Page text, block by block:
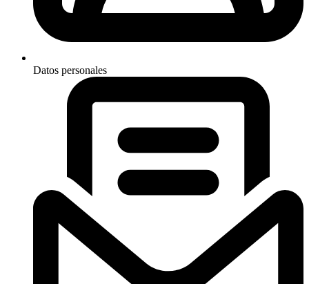
Datos personales